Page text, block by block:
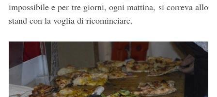
impossibile e per tre giorni, ogni mattina, si correva allo
stand con la voglia di ricominciare.